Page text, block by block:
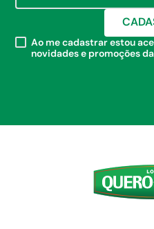
Ao me cadastrar estou
novidades e promoções